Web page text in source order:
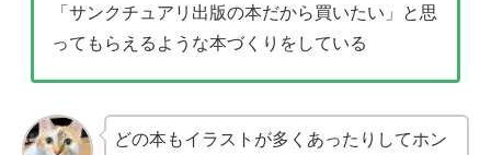
「サンクチュアリ出版の本だから買いたい」と思
ってもらえるような本づくりをしている
どの本もイラストが多くあったりしてホン